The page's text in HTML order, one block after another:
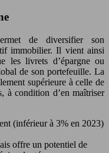
de diversifier son
immobilier. Il vient ainsi
les livrets d’épargne ou
de son portefeuille. La
supérieure à celle de
à condition d’en maîtriser
(inférieur à 3% en 2023)
offre un potentiel de